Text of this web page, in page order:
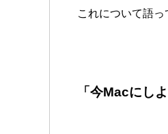
これについて語
「今Macにし